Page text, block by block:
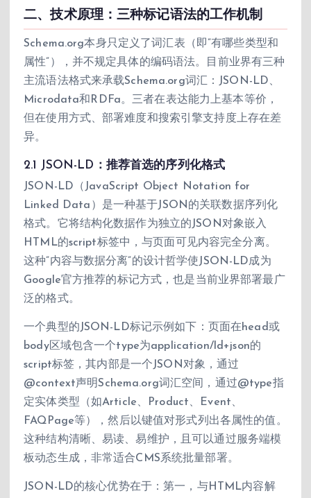
二、技术原理：三种标记语法的工作机制
Schema.org本身只定义了词汇表（即”有哪些类型和
属性”），并不规定具体的编码语法。目前业界有三种
主流语法格式来承载Schema.org词汇：JSON-LD、
Microdata和RDFa。三者在表达能力上基本等价，
但在使用方式、部署难度和搜索引擎支持度上存在差
异。
2.1 JSON-LD：推荐首选的序列化格式
JSON-LD（JavaScript Object Notation for
Linked Data）是一种基于JSON的关联数据序列化
格式。它将结构化数据作为独立的JSON对象嵌入
HTML的script标签中，与页面可见内容完全分离。
这种”内容与数据分离”的设计哲学使JSON-LD成为
Google官方推荐的标记方式，也是当前业界部署最广
泛的格式。
一个典型的JSON-LD标记示例如下：页面在head或
body区域包含一个type为application/ld+json的
script标签，其内部是一个JSON对象，通过
@context声明Schema.org词汇空间，通过@type指
定实体类型（如Article、Product、Event、
FAQPage等），然后以键值对形式列出各属性的值。
这种结构清晰、易读、易维护，且可以通过服务端模
板动态生成，非常适合CMS系统批量部署。
JSON-LD的核心优势在于：第一，与HTML内容解